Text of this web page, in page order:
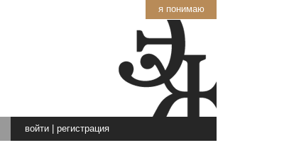
я понимаю
войти| регистрация